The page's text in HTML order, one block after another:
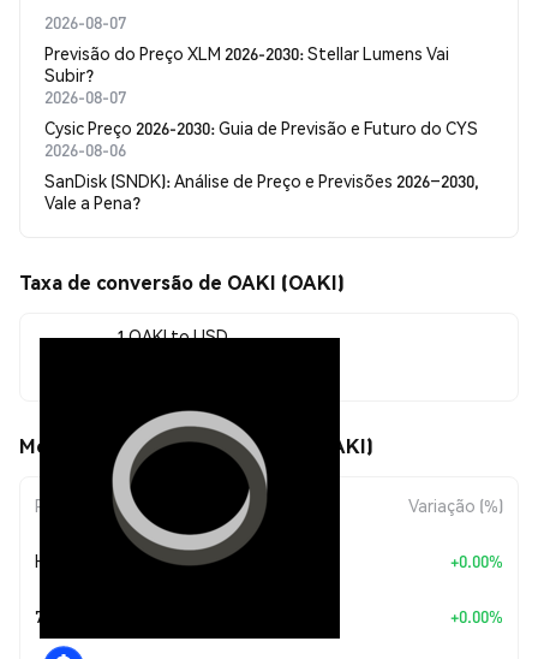
2026-08-07
Previsão do Preço XLM 2026-2030: Stellar Lumens Vai
Subir?
2026-08-07
Cysic Preço 2026-2030: Guia de Previsão e Futuro do CYS
2026-08-06
SanDisk (SNDK): Análise de Preço e Previsões 2026–2030,
Vale a Pena?
Taxa de conversão de OAKI (OAKI)
1 OAKI to USD
Movimentos de preço de OAKI (OAKI)
Período Variação do Valor Variação (%)
Hoje +$0.00 +0.00%
7 Dias +0.00%